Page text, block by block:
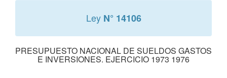
Ley N° 14106
PRESUPUESTO NACIONAL DE SUELDOS GASTOS
E INVERSIONES. EJERCICIO 1973 1976